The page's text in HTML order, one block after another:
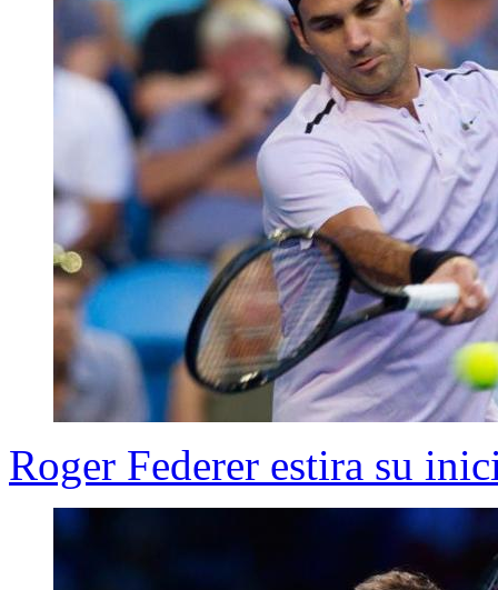
Roger Federer estira su